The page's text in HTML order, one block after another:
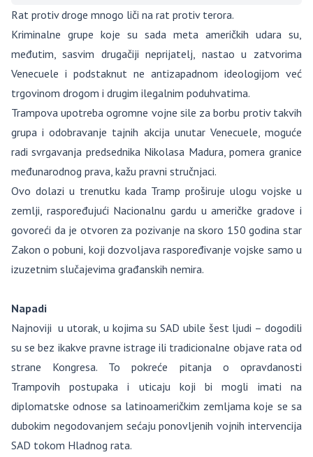
Rat protiv droge mnogo liči na rat protiv terora.
Kriminalne grupe koje su sada meta američkih udara su,
međutim, sasvim drugačiji neprijatelj, nastao u zatvorima
Venecuele i podstaknut ne antizapadnom ideologijom već
trgovinom drogom i drugim ilegalnim poduhvatima.
Trampova upotreba ogromne vojne sile za borbu protiv takvih
grupa i odobravanje tajnih akcija unutar Venecuele, moguće
radi svrgavanja predsednika Nikolasa Madura, pomera granice
međunarodnog prava, kažu pravni stručnjaci.
Ovo dolazi u trenutku kada Tramp proširuje ulogu vojske u
zemlji, raspoređujući Nacionalnu gardu u američke gradove i
govoreći da je otvoren za pozivanje na skoro 150 godina star
Zakon o pobuni, koji dozvoljava raspoređivanje vojske samo u
izuzetnim slučajevima građanskih nemira.
Napadi
Najnoviji u utorak, u kojima su SAD ubile šest ljudi – dogodili
su se bez ikakve pravne istrage ili tradicionalne objave rata od
strane Kongresa. To pokreće pitanja o opravdanosti
Trampovih postupaka i uticaju koji bi mogli imati na
diplomatske odnose sa latinoameričkim zemljama koje se sa
dubokim negodovanjem sećaju ponovljenih vojnih intervencija
SAD tokom Hladnog rata.